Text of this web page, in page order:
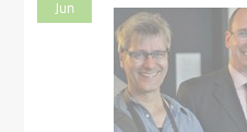
Jun